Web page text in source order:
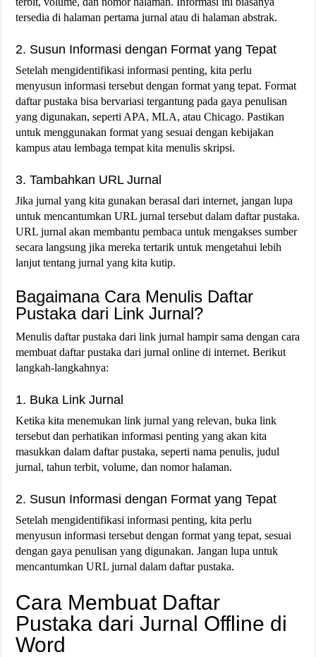
tersedia di halaman pertama jurnal atau di halaman abstrak.
2. Susun Informasi dengan Format yang Tepat
Setelah mengidentifikasi informasi penting, kita perlu
menyusun informasi tersebut dengan format yang tepat. Format
daftar pustaka bisa bervariasi tergantung pada gaya penulisan
yang digunakan, seperti APA, MLA, atau Chicago. Pastikan
untuk menggunakan format yang sesuai dengan kebijakan
kampus atau lembaga tempat kita menulis skripsi.
3. Tambahkan URL Jurnal
Jika jurnal yang kita gunakan berasal dari internet, jangan lupa
untuk mencantumkan URL jurnal tersebut dalam daftar pustaka.
URL jurnal akan membantu pembaca untuk mengakses sumber
secara langsung jika mereka tertarik untuk mengetahui lebih
lanjut tentang jurnal yang kita kutip.
Bagaimana Cara Menulis Daftar
Pustaka dari Link Jurnal?
Menulis daftar pustaka dari link jurnal hampir sama dengan cara
membuat daftar pustaka dari jurnal online di internet. Berikut
langkah-langkahnya:
1. Buka Link Jurnal
Ketika kita menemukan link jurnal yang relevan, buka link
tersebut dan perhatikan informasi penting yang akan kita
masukkan dalam daftar pustaka, seperti nama penulis, judul
jurnal, tahun terbit, volume, dan nomor halaman.
2. Susun Informasi dengan Format yang Tepat
Setelah mengidentifikasi informasi penting, kita perlu
menyusun informasi tersebut dengan format yang tepat, sesuai
dengan gaya penulisan yang digunakan. Jangan lupa untuk
mencantumkan URL jurnal dalam daftar pustaka.
Cara Membuat Daftar
Pustaka dari Jurnal Offline di
Word